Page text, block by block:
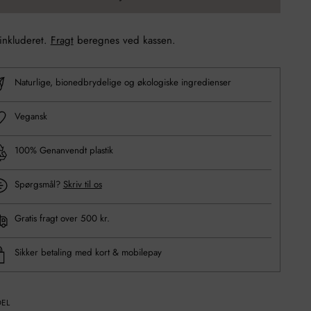
Fragtberegnes ved kassen.
Naturlige, bionedbrydelige og økologiske ingredienser
Vegansk
100% Genanvendt plastik
Spørgsmål? Skriv til os
Gratis fragt over 500 kr.
Sikker betaling med kort & mobilepay